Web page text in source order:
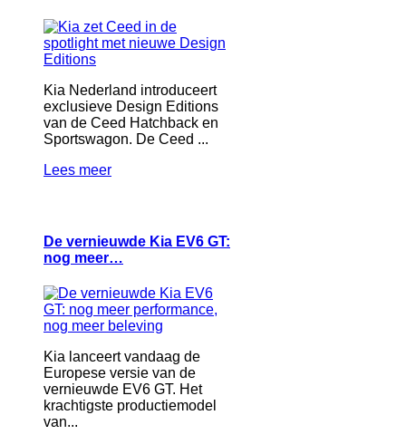
Kia Nederland introduceert
exclusieve Design Editions
van de Ceed Hatchback en
Sportswagon. De Ceed ...
Lees meer
De vernieuwde Kia EV6 GT:
nog meer…
Kia lanceert vandaag de
Europese versie van de
vernieuwde EV6 GT. Het
krachtigste productiemodel
van...